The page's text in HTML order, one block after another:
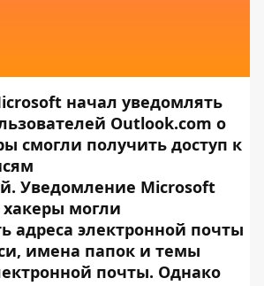
начал уведомлять
Outlook.com о
смогли получить доступ к
Уведомление Microsoft
хакеры могли
адреса электронной почты
имена папок и темы
почты. Однако